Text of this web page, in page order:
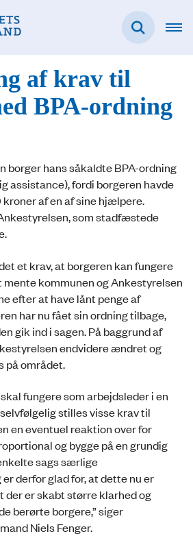
af krav til
BPA-ordning
borger hans såkaldte BPA-ordning
assistance), fordi borgeren havde
af en af sine hjælpere.
som stadfæstede
et krav, at borgeren kan fungere
mente kommunen og Ankestyrelsen
efter at have lånt penge af
har nu fået sin ordning tilbage,
gik ind i sagen. På baggrund af
endvidere ændret og
på området.
fungere som arbejdsleder i en
stilles visse krav til
en eventuel reaktion over for
og bygge på en grundig
sags særlige
derfor glad for, at dette nu er
er skabt større klarhed og
berørte borgere,” siger
Niels Fenger.